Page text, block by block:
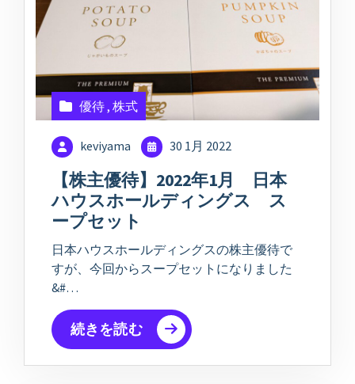
優待, 株式
keviyama 30 1月 2022
【株主優待】2022年1月 日本
ハウスホールディングス ス
ープセット
日本ハウスホールディングスの株主優待で
すが、今回からスープセットになりました
&#…
続きを読む